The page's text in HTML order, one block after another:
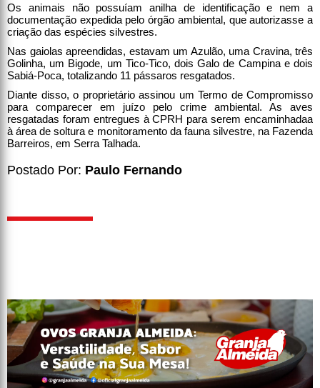
Os animais não possuíam anilha de identificação e nem a
documentação expedida pelo órgão ambiental, que autorizasse a
criação das espécies silvestres.
Nas gaiolas apreendidas, estavam um Azulão, uma Cravina, três
Golinha, um Bigode, um Tico-Tico, dois Galo de Campina e dois
Sabiá-Poca, totalizando 11 pássaros resgatados.
Diante disso, o proprietário assinou um Termo de Compromisso
para comparecer em juízo pelo crime ambiental. As aves
resgatadas foram entregues à CPRH para serem encaminhadaa
à área de soltura e monitoramento da fauna silvestre, na Fazenda
Barreiros, em Serra Talhada.
Postado Por: Paulo Fernando